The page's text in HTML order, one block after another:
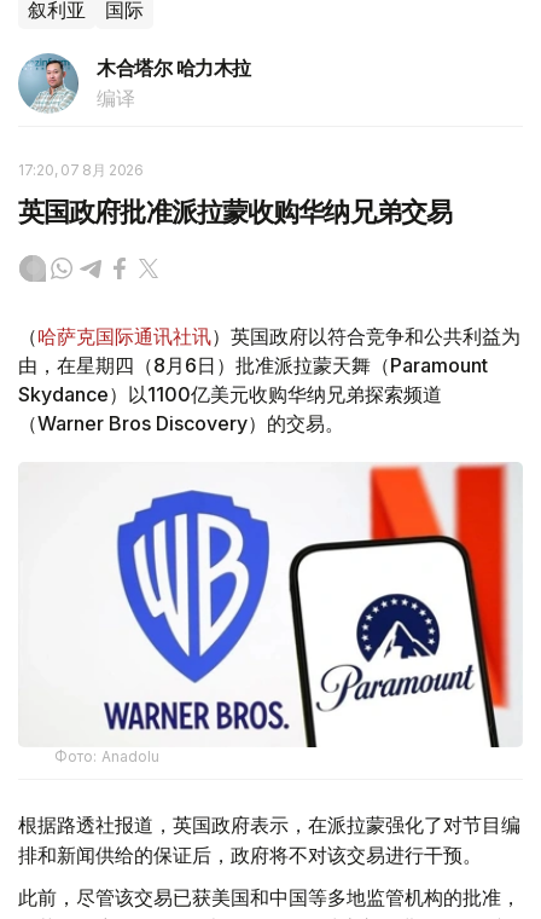
叙利亚 国际
木合塔尔 哈力木拉
编译
17:20, 07 8月 2026
英国政府批准派拉蒙收购华纳兄弟交易
（哈萨克国际通讯社讯）英国政府以符合竞争和公共利益为
由，在星期四（8月6日）批准派拉蒙天舞（Paramount
Skydance）以1100亿美元收购华纳兄弟探索频道
（Warner Bros Discovery）的交易。
Фото: Аnadolu
根据路透社报道，英国政府表示，在派拉蒙强化了对节目编
排和新闻供给的保证后，政府将不对该交易进行干预。
此前，尽管该交易已获美国和中国等多地监管机构的批准，